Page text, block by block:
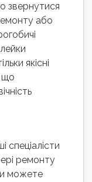
звернутися
або
якісні
що
спеціалісти
ремонту
можете